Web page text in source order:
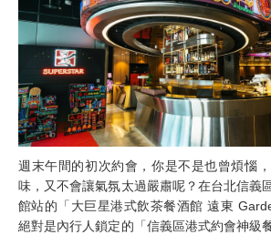
週末午間的初次約會，你是不是也曾煩惱
味，又不會讓氣氛太過嚴肅呢？在台北信義
館站的「大巨星港式飲茶餐酒館 遠東
絕對是內行人鎖定的「信義區港式約會神級